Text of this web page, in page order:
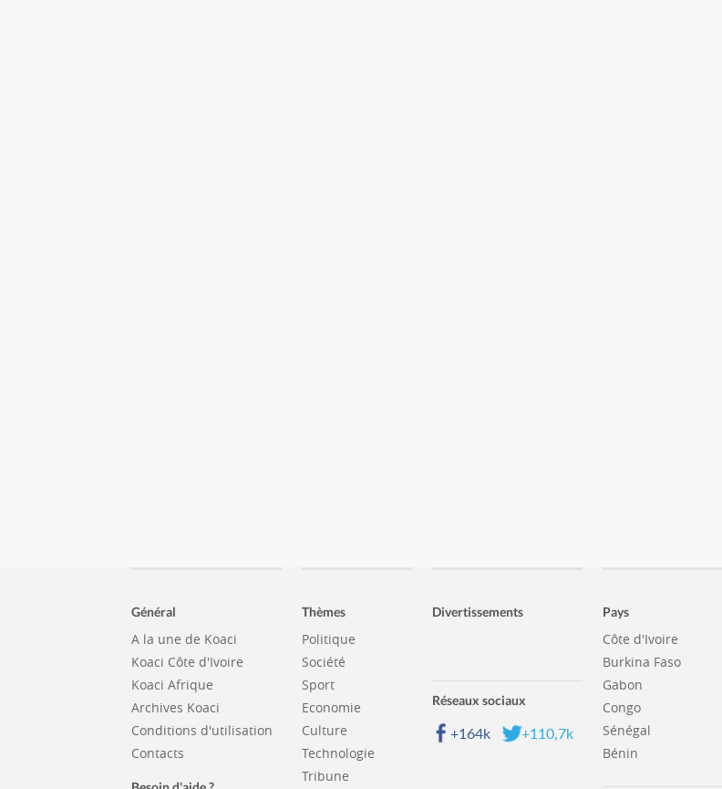
Général
A la une de Koaci
Koaci Côte d'Ivoire
Koaci Afrique
Archives Koaci
Conditions d'utilisation
Contacts
Thèmes
Politique
Société
Sport
Economie
Culture
Technologie
Tribune
Divertissements
Réseaux sociaux
+164k +110,7k
Pays
Côte d'Ivoire
Burkina Faso
Gabon
Congo
Sénégal
Bénin